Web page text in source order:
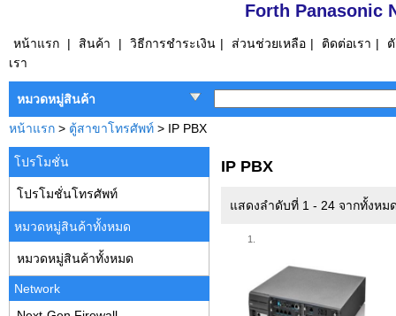
Forth Panasonic
หน้าแรก | สินค้า | วิธีการชำระเงิน | ส่วนช่วยเหลือ | ติดต่อเรา |
เรา
หมวดหมู่สินค้า
หน้าแรก > ตู้สาขาโทรศัพท์ > IP PBX
IP PBX
แสดงลำดับที่ 1 - 24 จากทั้งหม
1.
โปรโมชั่น
โปรโมชั่นโทรศัพท์
หมวดหมู่สินค้าทั้งหมด
หมวดหมู่สินค้าทั้งหมด
Network